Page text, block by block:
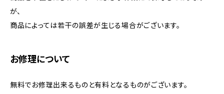
が、
商品によっては若干の誤差が生じる場合がございます。
お修理について
無料でお修理出来るものと有料となるものがございます。